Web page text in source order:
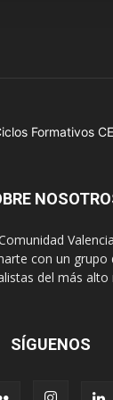
con un grupo
del más alto
SÍGUENOS